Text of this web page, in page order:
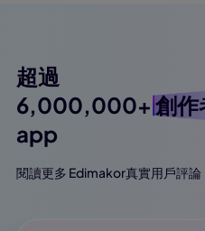
超過
6,000,000+創作
app
閱讀更多 Edimakor真實用戶評論